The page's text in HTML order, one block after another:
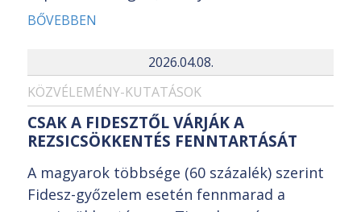
BŐVEBBEN
2026.04.08.
KÖZVÉLEMÉNY-KUTATÁSOK
CSAK A FIDESZTŐL VÁRJÁK A
REZSICSÖKKENTÉS FENNTARTÁSÁT
A magyarok többsége (60 százalék) szerint
Fidesz-győzelem esetén fennmarad a